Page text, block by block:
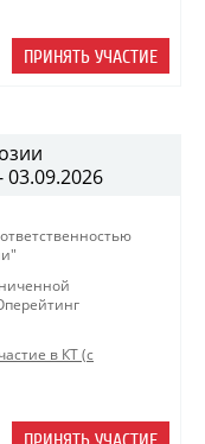
ПРИНЯТЬ УЧАСТИЕ
03.09.2026
в КТ (с